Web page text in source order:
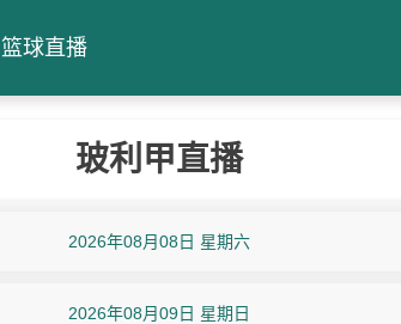
篮球直播
玻利甲直播
2026年08月08日 星期六
2026年08月09日 星期日